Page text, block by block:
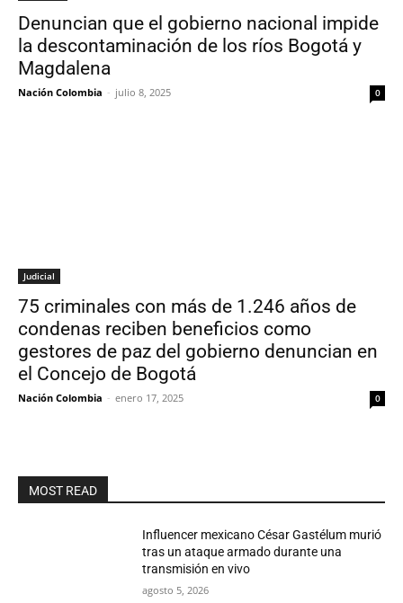
Denuncian que el gobierno nacional impide
la descontaminación de los ríos Bogotá y
Magdalena
Nación Colombia - julio 8, 2025 0
Judicial
75 criminales con más de 1.246 años de
condenas reciben beneficios como
gestores de paz del gobierno denuncian en
el Concejo de Bogotá
Nación Colombia - enero 17, 2025 0
MOST READ
Influencer mexicano César Gastélum murió
tras un ataque armado durante una
transmisión en vivo
agosto 5, 2026